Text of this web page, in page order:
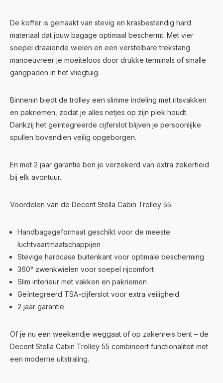
De koffer is gemaakt van stevig en krasbestendig hard
materiaal dat jouw bagage optimaal beschermt. Met vier
soepel draaiende wielen en een verstelbare trekstang
manoeuvreer je moeiteloos door drukke terminals of smalle
gangpaden in het vliegtuig.
Binnenin biedt de trolley een slimme indeling met ritsvakken
en pakriemen, zodat je alles netjes op zijn plek houdt.
Dankzij het geïntegreerde cijferslot blijven je persoonlijke
spullen bovendien veilig opgeborgen.
En met 2 jaar garantie ben je verzekerd van extra zekerheid
bij elk avontuur.
Voordelen van de Decent Stella Cabin Trolley 55:
Handbagageformaat geschikt voor de meeste
luchtvaartmaatschappijen
Stevige hardcase buitenkant voor optimale bescherming
360° zwenkwielen voor soepel rijcomfort
Slim interieur met vakken en pakriemen
Geïntegreerd TSA-cijferslot voor extra veiligheid
2 jaar garantie
Of je nu een weekendje weggaat of op zakenreis bent – de
Decent Stella Cabin Trolley 55 combineert functionaliteit met
een moderne uitstraling.